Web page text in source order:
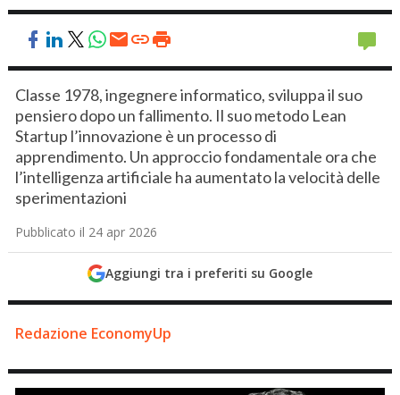
Classe 1978, ingegnere informatico, sviluppa il suo
pensiero dopo un fallimento. Il suo metodo Lean
Startup l’innovazione è un processo di
apprendimento. Un approccio fondamentale ora che
l’intelligenza artificiale ha aumentato la velocità delle
sperimentazioni
Pubblicato il 24 apr 2026
Aggiungi tra i preferiti su Google
Redazione EconomyUp